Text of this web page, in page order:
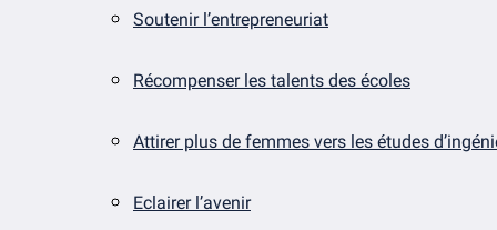
Soutenir l’entrepreneuriat
Récompenser les talents des écoles
Attirer plus de femmes vers les études
Eclairer l’avenir